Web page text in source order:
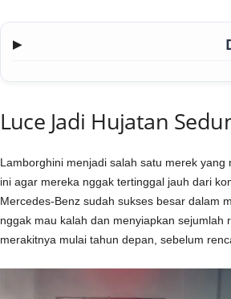
▶
Luce Jadi Hujatan
Lamborghini menjadi salah satu merek yang
ini agar mereka nggak tertinggal jauh dari
Mercedes-Benz sudah sukses besar dalam
nggak mau kalah dan menyiapkan sejumlah
merakitnya mulai tahun depan, sebelum